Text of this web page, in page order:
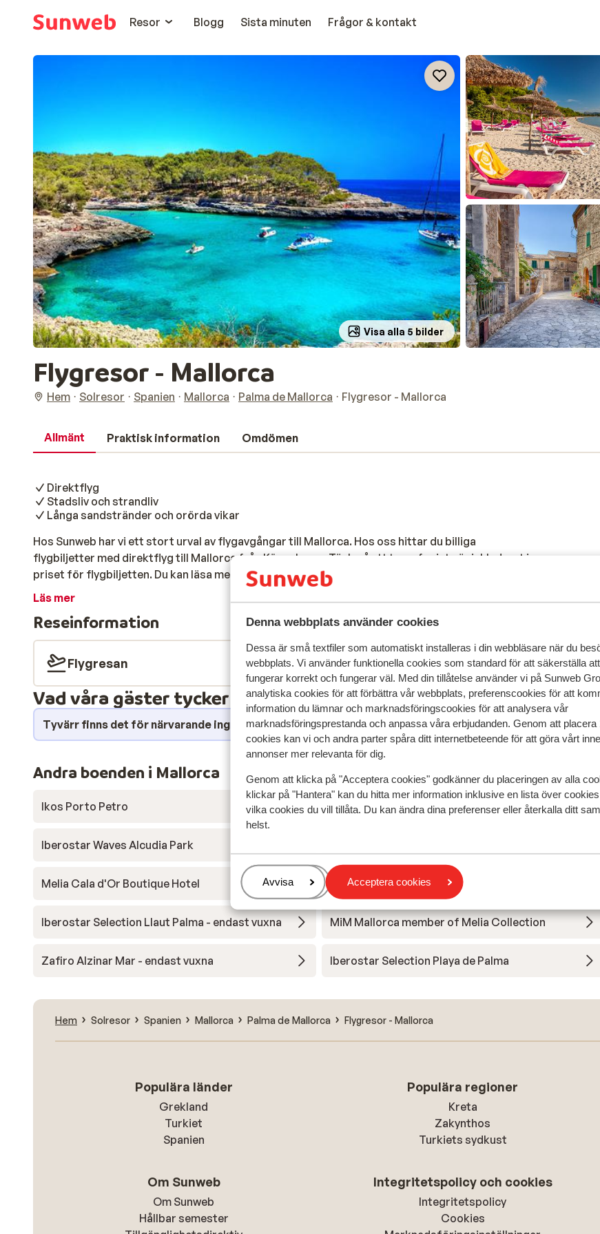
Denna webbplats använder cookies
Dessa är små textfiler som automatiskt installeras i din webbläsare när du
webbplats. Vi använder funktionella cookies som standard för att säkerställa
fungerar korrekt och fungerar väl. Med din tillåtelse använder vi på Sunweb
analytiska cookies för att förbättra vår webbplats, preferenscookies för att
information du lämnar och marknadsföringscookies för att analysera vår
marknadsföringsprestanda och anpassa våra erbjudanden. Genom att placera
cookies kan vi och andra parter spåra ditt internetbeteende för att göra vårt
annonser mer relevanta för dig.
Genom att klicka på "Acceptera cookies" godkänner du placeringen av alla
klickar på "Hantera" kan du hitta mer information inklusive en lista över
vilka cookies du vill tillåta. Du kan ändra dina preferenser eller återkalla ditt
helst.
Hantera
Avvisa Acceptera cookies
Resor
Blogg Sista minuten Frågor & kontakt
Visa alla 5 bilder
Flygresor - Mallorca
Hem Solresor Spanien Mallorca Palma de Mallorca Flygresor - Mallorca
Allmänt Praktisk information Omdömen
Direktflyg
Stadsliv och strandliv
Långa sandstränder och orörda vikar
Hos Sunweb har vi ett stort urval av flygavgångar till Mallorca. Hos oss hittar du billiga
flygbiljetter med direktflyg till Mallorca från Köpenhamn. Tänk på att transfer inte är inkluderat i
priset för flygbiljetten. Du kan läsa mer om flygbiljetterna med Sunweb genom att klicka på
fliken "flyg".
Läs mer
Reseinformation
Flygresan
Vad våra gäster tycker
Tyvärr finns det för närvarande inga omdömen för detta boende.
Andra boenden i Mallorca
Ikos Porto Petro Eques Petit Resort Hotel
Iberostar Waves Alcudia Park
Melia Cala d'Or Boutique Hotel Iberostar Selection Albufera Park
Iberostar Selection Llaut Palma - endast vuxna MiM Mallorca member of Melia Collection
Zafiro Alzinar Mar - endast vuxna Iberostar Selection Playa de Palma
Hem Solresor Spanien Mallorca Palma de Mallorca Flygresor - Mallorca
Populära länder
Grekland
Turkiet
Spanien
Populära regioner
Kreta
Zakynthos
Turkiets sydkust
Om Sunweb
Om Sunweb
Hållbar semester
Integritetspolicy och cookies
Integritetspolicy
Cookies